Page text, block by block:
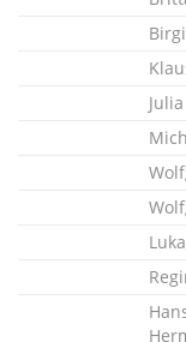
Julia